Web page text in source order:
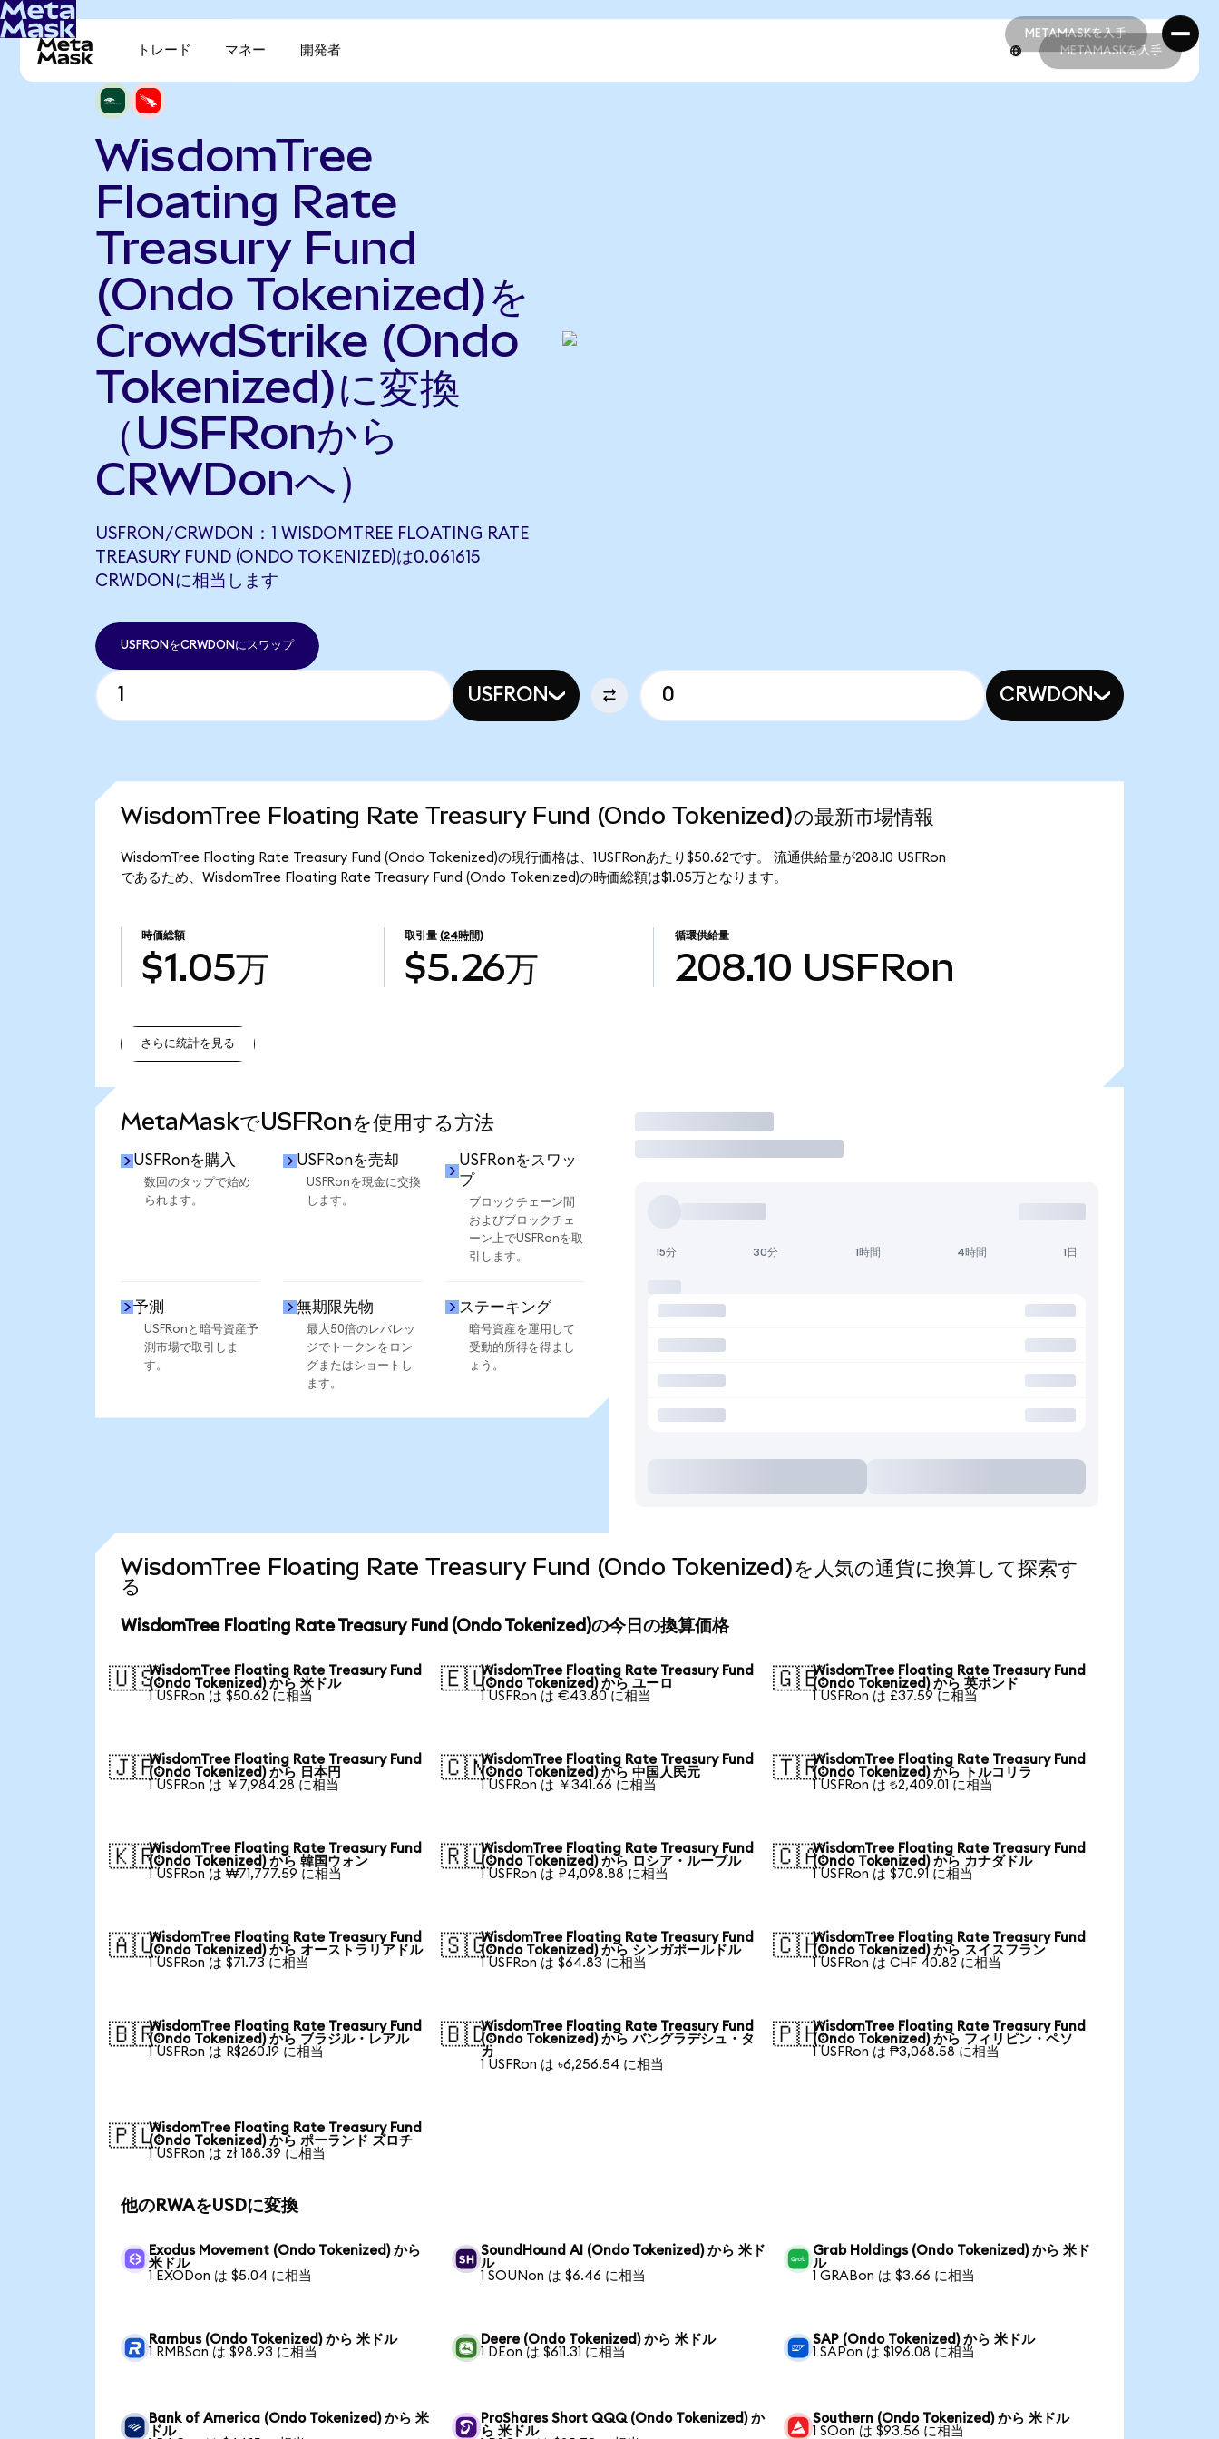
METAMASKを入手
METAMASKを入手
トレード マネー 開発者 METAMASKを入手
WisdomTree
Floating Rate
Treasury Fund
(Ondo Tokenized)を
CrowdStrike (Ondo
Tokenized)に変換
（USFRonから
CRWDonへ）
USFRON/CRWDON：1 WISDOMTREE FLOATING RATE
TREASURY FUND (ONDO TOKENIZED)は0.061615
CRWDONに相当します
USFRONをCRWDONにスワップ
USFRON CRWDON
WisdomTree Floating Rate Treasury Fund (Ondo Tokenized)の最新市場情報
WisdomTree Floating Rate Treasury Fund (Ondo Tokenized)の現行価格は、1USFRonあたり$50.62です。 流通供給量が208.10 USFRon
であるため、WisdomTree Floating Rate Treasury Fund (Ondo Tokenized)の時価総額は$1.05万となります。
時価総額
$1.05万
取引量 (24時間)
$5.26万
循環供給量
208.10 USFRon
さらに統計を見る
MetaMaskでUSFRonを使用する方法
USFRonを購入
数回のタップで始め
られます。
USFRonを売却
USFRonを現金に交換
します。
USFRonをスワッ
プ
ブロックチェーン間
およびブロックチェ
ーン上でUSFRonを取
引します。
予測
USFRonと暗号資産予
測市場で取引しま
す。
無期限先物
最大50倍のレバレッ
ジでトークンをロン
グまたはショートし
ます。
ステーキング
暗号資産を運用して
受動的所得を得まし
ょう。
取引
15分 30分 1時間 4時間 1日
WisdomTree Floating Rate Treasury Fund (Ondo Tokenized)を人気の通貨に換算して探索す
る
WisdomTree Floating Rate Treasury Fund (Ondo Tokenized)の今日の換算価格
🇺🇸WisdomTree Floating Rate Treasury Fund
(Ondo Tokenized) から 米ドル
1 USFRon は $50.62 に相当
🇪🇺WisdomTree Floating Rate Treasury Fund
(Ondo Tokenized) から ユーロ
1 USFRon は €43.80 に相当
🇬🇧WisdomTree Floating Rate Treasury Fund
(Ondo Tokenized) から 英ポンド
1 USFRon は £37.59 に相当
🇯🇵WisdomTree Floating Rate Treasury Fund
(Ondo Tokenized) から 日本円
1 USFRon は ￥7,984.28 に相当
🇨🇳WisdomTree Floating Rate Treasury Fund
(Ondo Tokenized) から 中国人民元
1 USFRon は ￥341.66 に相当
🇹🇷WisdomTree Floating Rate Treasury Fund
(Ondo Tokenized) から トルコリラ
1 USFRon は ₺2,409.01 に相当
🇰🇷WisdomTree Floating Rate Treasury Fund
(Ondo Tokenized) から 韓国ウォン
1 USFRon は ₩71,777.59 に相当
🇷🇺WisdomTree Floating Rate Treasury Fund
(Ondo Tokenized) から ロシア・ルーブル
1 USFRon は ₽4,098.88 に相当
🇨🇦WisdomTree Floating Rate Treasury Fund
(Ondo Tokenized) から カナダドル
1 USFRon は $70.91 に相当
🇦🇺WisdomTree Floating Rate Treasury Fund
(Ondo Tokenized) から オーストラリアドル
1 USFRon は $71.73 に相当
🇸🇬WisdomTree Floating Rate Treasury Fund
(Ondo Tokenized) から シンガポールドル
1 USFRon は $64.83 に相当
🇨🇭WisdomTree Floating Rate Treasury Fund
(Ondo Tokenized) から スイスフラン
1 USFRon は CHF 40.82 に相当
🇧🇷WisdomTree Floating Rate Treasury Fund
(Ondo Tokenized) から ブラジル・レアル
1 USFRon は R$260.19 に相当
🇧🇩WisdomTree Floating Rate Treasury Fund
(Ondo Tokenized) から バングラデシュ・タ
カ
1 USFRon は ৳6,256.54 に相当
🇵🇭WisdomTree Floating Rate Treasury Fund
(Ondo Tokenized) から フィリピン・ペソ
1 USFRon は ₱3,068.58 に相当
🇵🇱WisdomTree Floating Rate Treasury Fund
(Ondo Tokenized) から ポーランド ズロチ
1 USFRon は zł 188.39 に相当
他のRWAをUSDに変換
Exodus Movement (Ondo Tokenized) から
米ドル
1 EXODon は $5.04 に相当
SoundHound AI (Ondo Tokenized) から 米ド
ル
1 SOUNon は $6.46 に相当
Grab Holdings (Ondo Tokenized) から 米ド
ル
1 GRABon は $3.66 に相当
Rambus (Ondo Tokenized) から 米ドル
1 RMBSon は $98.93 に相当
Deere (Ondo Tokenized) から 米ドル
1 DEon は $611.31 に相当
SAP (Ondo Tokenized) から 米ドル
1 SAPon は $196.08 に相当
Bank of America (Ondo Tokenized) から 米
ドル
ProShares Short QQQ (Ondo Tokenized) か
ら 米ドル
Southern (Ondo Tokenized) から 米ドル
1 SOon は $93.56 に相当